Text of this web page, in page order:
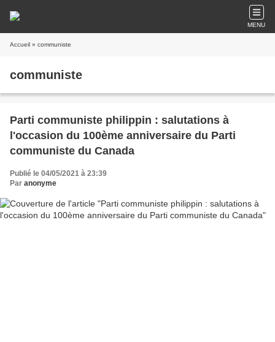
MENU
Accueil » communiste
communiste
Parti communiste philippin : salutations à
l'occasion du 100ème anniversaire du Parti
communiste du Canada
Publié le 04/05/2021 à 23:39
Par anonyme